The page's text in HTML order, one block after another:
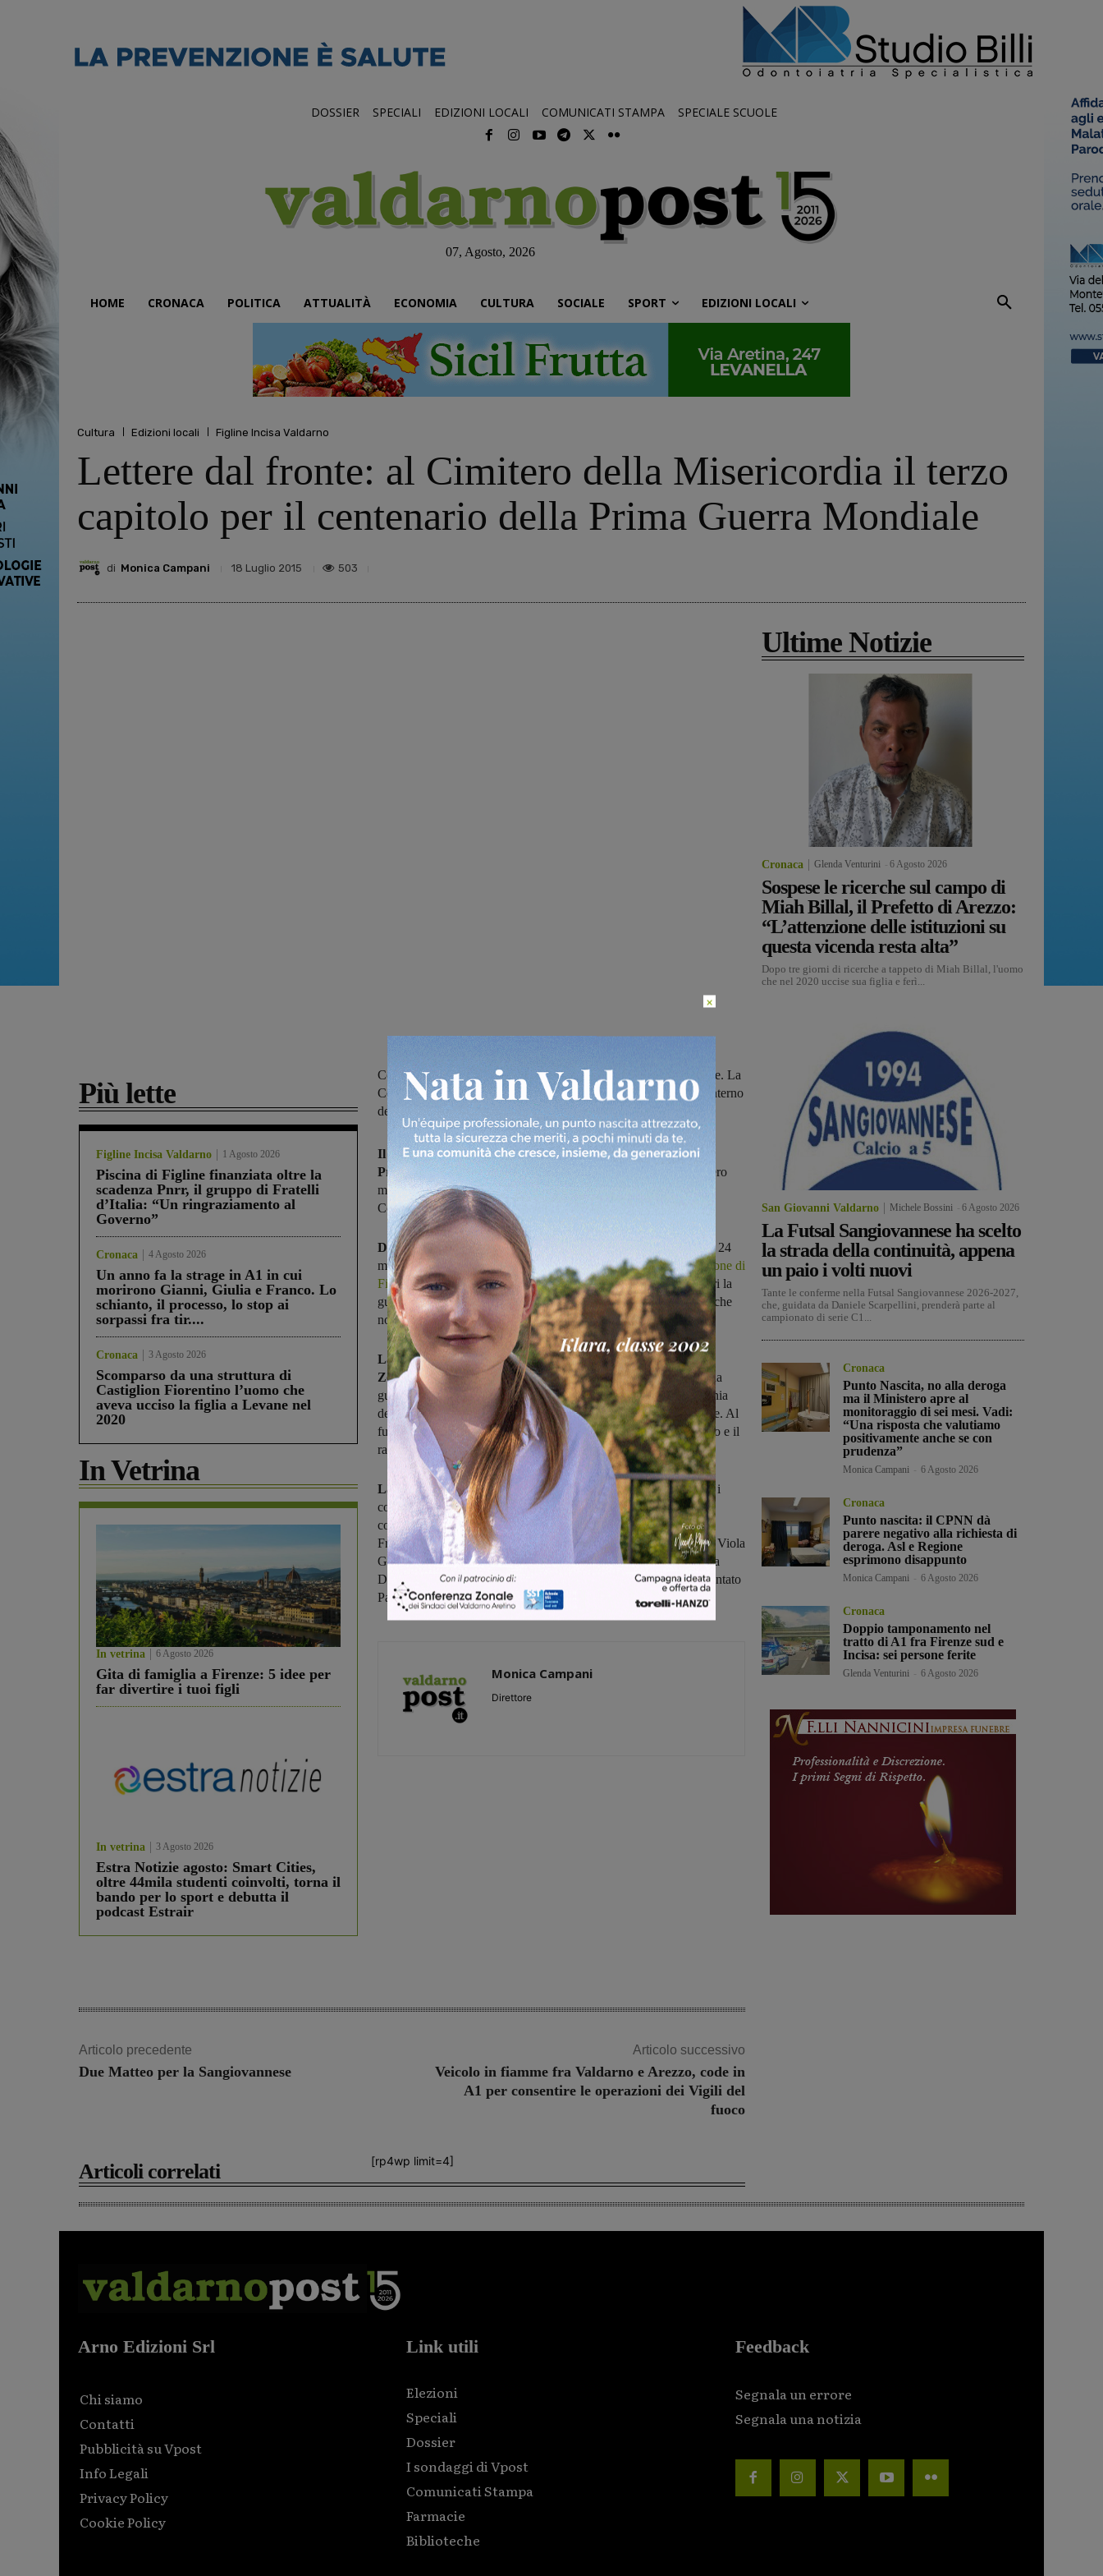
DOSSIER SPECIALI EDIZIONI LOCALI COMUNICATI STAMPA SPECIALE SCUOLE
07, Agosto, 2026
HOME CRONACA POLITICA ATTUALITÀ ECONOMIA CULTURA SOCIALE SPORT EDIZIONI LOCALI
Cultura Edizioni locali Figline Incisa Valdarno
Lettere dal fronte: al Cimitero della Misericordia il terzo
capitolo per il centenario della Prima Guerra Mondiale
di Monica Campani 18 Luglio 2015 503
Più lette
Figline Incisa Valdarno 1 Agosto 2026
Piscina di Figline finanziata oltre la
scadenza Pnrr, il gruppo di Fratelli
d’Italia: “Un ringraziamento al
Governo”
Cronaca 4 Agosto 2026
Un anno fa la strage in A1 in cui
morirono Gianni, Giulia e Franco. Lo
schianto, il processo, lo stop ai
sorpassi fra tir....
Cronaca 3 Agosto 2026
Scomparso da una struttura di
Castiglion Fiorentino l’uomo che
aveva ucciso la figlia a Levane nel
2020
In Vetrina
In vetrina 6 Agosto 2026
Gita di famiglia a Firenze: 5 idee per
far divertire i tuoi figli
In vetrina 3 Agosto 2026
Estra Notizie agosto: Smart Cities,
oltre 44mila studenti coinvolti, torna il
bando per lo sport e debutta il
podcast Estrair
Continua il progetto per il centenario della Prima Guerra Mondiale. La
Compagnia teatrale dei Nove ha organizzato la performance all’interno
del cimitero monumentale della Misericordia di Figline
Il terzo capitolo del progetto realizzato per il centenario della
Prima Guerra Mondiale è andato in scena venerdì sera al cimitero
monumentale della Misericordia. Ad animare la serata è stata la
Compagnia dei Nove.
Dopo i primi due capitoli,dedicati alla dichiarazione di guerra il 24
maggio e alla partenza messa in scena con un flash mob alla stazione di
Figline, la terza parte è stata l’espressione dell'attesa: "mentre fuori la
guerra infuriava, chi stava a casa aspettava con trepidazione le poche
notizie che arrivavano dal fronte".
La guerra è stata rappresentata dalle coreografie di Fabiola
Zecovin: i l furore e il rumore della danza è stata la metafora di una
guerra incessante. All’interno del cimitero le attrici della Compagnia
dei Nove hanno letto le lettere ricevute da madri e mogli dal fronte. Al
furore e al rumore della danza si sono contrapposti, così, il silenzio e il
raccoglimento dell’attesa.
La regia del progetto è stata curata da Marco Guglielminetti,i
costumi sono stati realizzati da Claudia Stefani Migliorato, le
coreografie da Fabiola Zecovin. Hanno ballato Vania Prioreschi,
Francesca Faraco, Virginia Iacono, Claudia Lerario, Laura Goffi, Viola
Gnesini e Fabiola Zecovin e recitato Giulia Costanza, Linda Stella
Diana Gala, Sonia Galli, Elena Pierattini, Francesca Zagni. Ha cantato
Paolo Guglielminetti.
Monica Campani
Direttore
Articolo precedente
Due Matteo per la Sangiovannese
Articolo successivo
Veicolo in fiamme fra Valdarno e Arezzo, code in
A1 per consentire le operazioni dei Vigili del
fuoco
[rp4wp limit=4]
Articoli correlati
Ultime Notizie
Cronaca Glenda Venturini 6 Agosto 2026
Sospese le ricerche sul campo di
Miah Billal, il Prefetto di Arezzo:
“L’attenzione delle istituzioni su
questa vicenda resta alta”
Dopo tre giorni di ricerche a tappeto di Miah Billal, l'uomo
che nel 2020 uccise sua figlia e ferì...
San Giovanni Valdarno Michele Bossini 6 Agosto 2026
La Futsal Sangiovannese ha scelto
la strada della continuità, appena
un paio i volti nuovi
Tante le conferme nella Futsal Sangiovannese 2026-2027,
che, guidata da Daniele Scarpellini, prenderà parte al
campionato di serie C1...
Cronaca
Punto Nascita, no alla deroga
ma il Ministero apre al
monitoraggio di sei mesi. Vadi:
“Una risposta che valutiamo
positivamente anche se con
prudenza”
Monica Campani 6 Agosto 2026
Cronaca
Punto nascita: il CPNN dà
parere negativo alla richiesta di
deroga. Asl e Regione
esprimono disappunto
Monica Campani 6 Agosto 2026
Cronaca
Doppio tamponamento nel
tratto di A1 fra Firenze sud e
Incisa: sei persone ferite
Glenda Venturini 6 Agosto 2026
Arno Edizioni Srl
Chi siamo
Contatti
Pubblicità su Vpost
Info Legali
Privacy Policy
Cookie Policy
Link utili
Elezioni
Speciali
Dossier
I sondaggi di Vpost
Comunicati Stampa
Farmacie
Biblioteche
Feedback
Segnala un errore
Segnala una notizia
×